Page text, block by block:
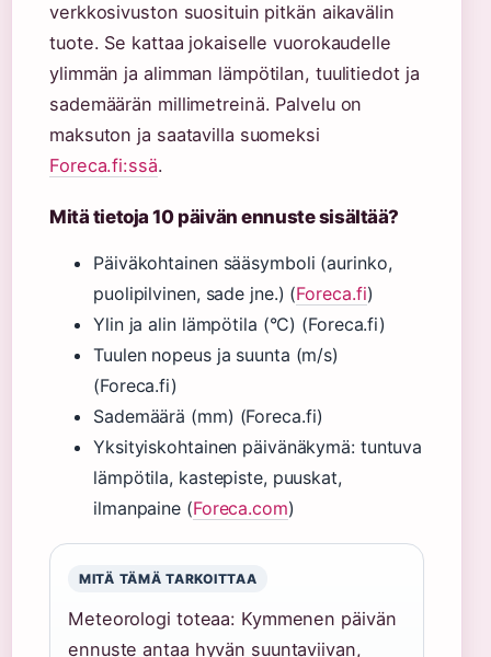
verkkosivuston suosituin pitkän aikavälin
tuote. Se kattaa jokaiselle vuorokaudelle
ylimmän ja alimman lämpötilan, tuulitiedot ja
sademäärän millimetreinä. Palvelu on
maksuton ja saatavilla suomeksi
Foreca.fi:ssä.
Mitä tietoja 10 päivän ennuste sisältää?
Päiväkohtainen sääsymboli (aurinko,
puolipilvinen, sade jne.) (Foreca.fi)
Ylin ja alin lämpötila (°C) (Foreca.fi)
Tuulen nopeus ja suunta (m/s)
(Foreca.fi)
Sademäärä (mm) (Foreca.fi)
Yksityiskohtainen päivänäkymä: tuntuva
lämpötila, kastepiste, puuskat,
ilmanpaine (Foreca.com)
MITÄ TÄMÄ TARKOITTAA
Meteorologi toteaa: Kymmenen päivän
ennuste antaa hyvän suuntaviivan,